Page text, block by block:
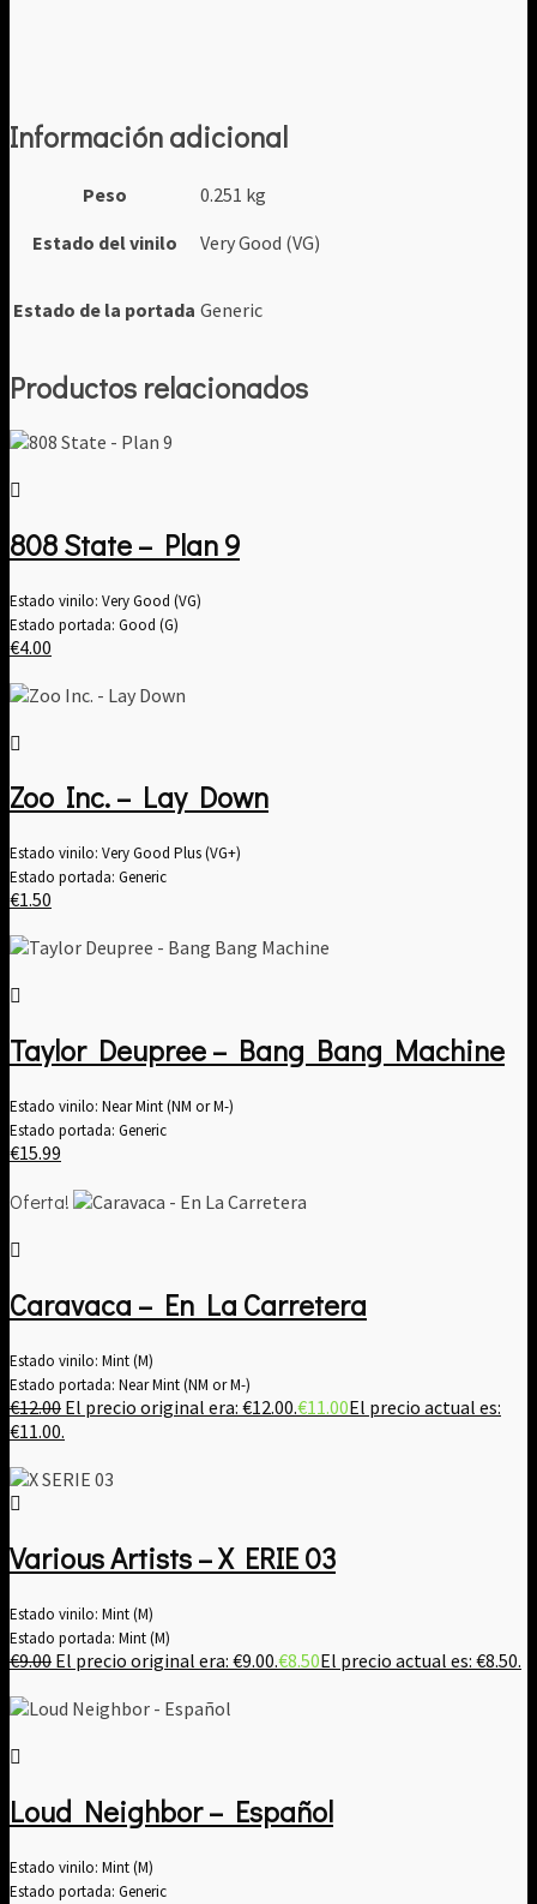
Información adicional
Peso
0.251 kg
Estado del vinilo
Very Good (VG)
Estado de la portada Generic
Productos relacionados
808 State – Plan 9
Estado vinilo: Very Good (VG)
Estado portada: Good (G)
€4.00
Zoo Inc. – Lay Down
Estado vinilo: Very Good Plus (VG+)
Estado portada: Generic
€1.50
Taylor Deupree – Bang Bang Machine
Estado vinilo: Near Mint (NM or M-)
Estado portada: Generic
€15.99
Oferta!
Caravaca – En La Carretera
Estado vinilo: Mint (M)
Estado portada: Near Mint (NM or M-)
€12.00 El precio original era: €12.00.€11.00El precio actual es:
€11.00.
Various Artists ‎– X ERIE 03
Estado vinilo: Mint (M)
Estado portada: Mint (M)
€9.00 El precio original era: €9.00.€8.50El precio actual es: €8.50.
Loud Neighbor – Español
Estado vinilo: Mint (M)
Estado portada: Generic